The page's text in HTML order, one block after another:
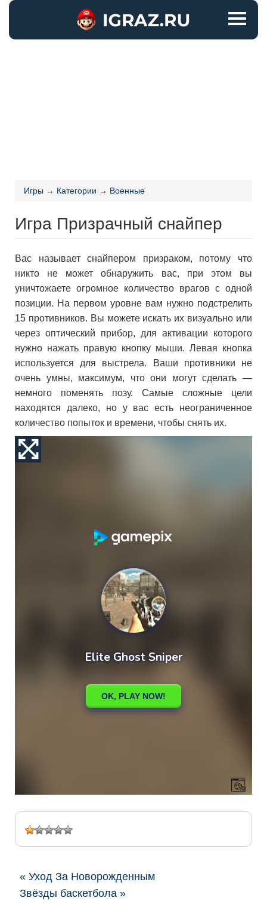
Игры → Категории → Военные
Игра Призрачный снайпер
Вас называет снайпером призраком, потому что
никто не может обнаружить вас, при этом вы
уничтожаете огромное количество врагов с одной
позиции. На первом уровне вам нужно подстрелить
15 противников. Вы можете искать их визуально или
через оптический прибор, для активации которого
нужно нажать правую кнопку мыши. Левая кнопка
используется для выстрела. Ваши противники не
очень умны, максимум, что они могут сделать —
немного поменять позу. Самые сложные цели
находятся далеко, но у вас есть неограниченное
количество попыток и времени, чтобы снять их.
« Уход За Новорожденным
Звёзды баскетбола »